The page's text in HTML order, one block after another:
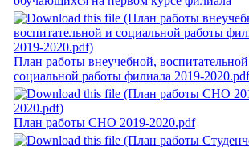
План работы внеучебной,
социальной работы филиала 2019-2020.pdf
План работы СНО 2019-2020.pdf